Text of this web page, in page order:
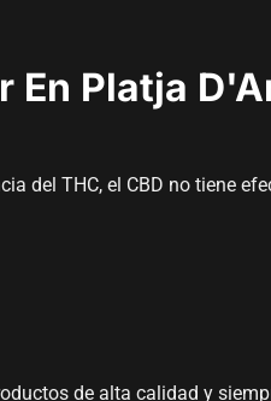
En Platja
del THC, el CBD no tiene
de alta calidad y